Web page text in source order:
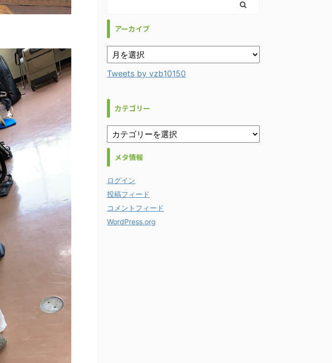
アーカイブ
Tweets by vzb10150
カテゴリー
メタ情報
ログイン
投稿フィード
コメントフィード
WordPress.org